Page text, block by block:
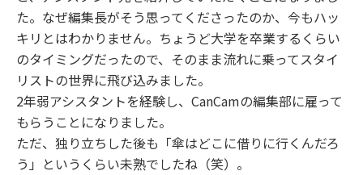
た。なぜ編集長がそう思ってくださったのか、今もハッ
キリとはわかりません。ちょうど大学を卒業するくらい
のタイミングだったので、そのまま流れに乗ってスタイ
リストの世界に飛び込みました。
2年弱アシスタントを経験し、CanCamの編集部に雇って
もらうことになりました。
ただ、独り立ちした後も「傘はどこに借りに行くんだろ
う」というくらい未熟でしたね（笑）。